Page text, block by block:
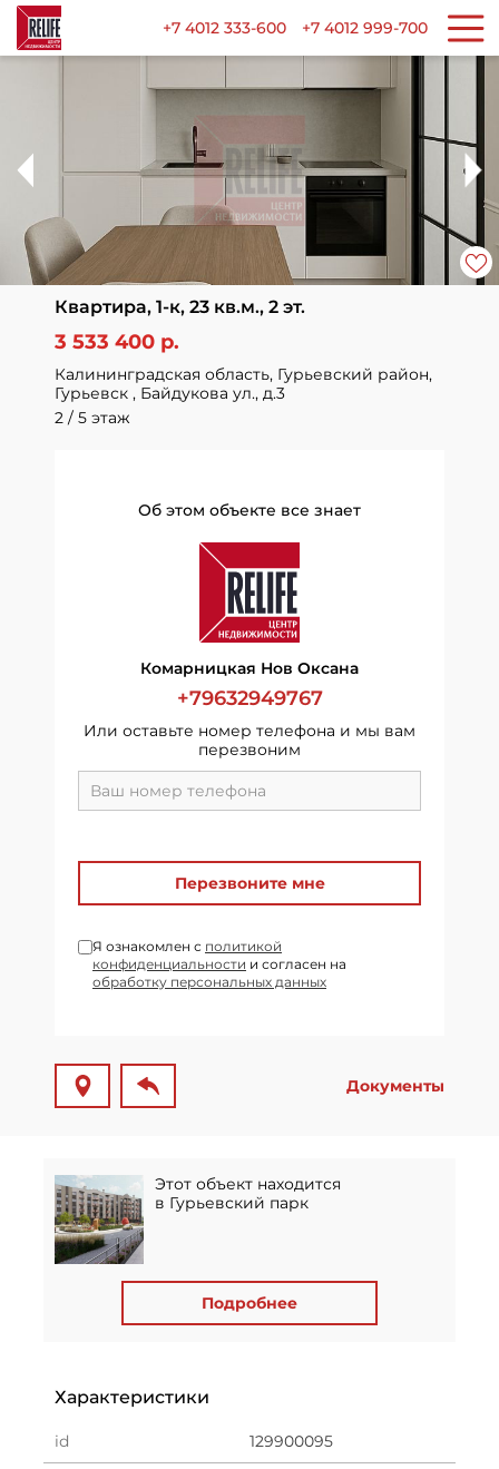
+7 4012 333-600 +7 4012 999-700
Квартира, 1-к, 23 кв.м., 2 эт.
3 533 400 р.
Калининградская область, Гурьевский район,
Гурьевск , Байдукова ул., д.3
2 / 5 этаж
Об этом объекте все знает
Комарницкая Нов Оксана
+79632949767
Или оставьте номер телефона и мы вам
перезвоним
Перезвоните мне
Я ознакомлен с политикой
конфиденциальности и согласен на
обработку персональных данных
Документы
Этот объект находится
в Гурьевский парк
Подробнее
Характеристики
id 129900095